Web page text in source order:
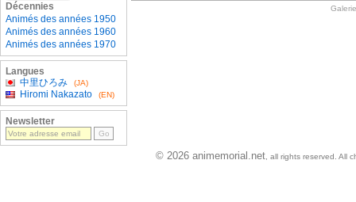
Galerie
Décennies
Animés des années 1950
Animés des années 1960
Animés des années 1970
Langues
中里ひろみ
(JA)
Hiromi Nakazato (EN)
Newsletter
© 2026 animemorial.net , all rights reserved. All